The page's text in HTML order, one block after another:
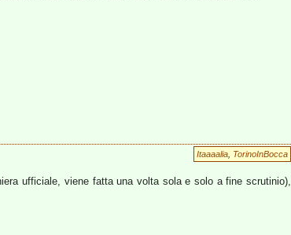
Itaaaalia TorinoInBocca
ufficiale, viene fatta una volta sola e solo a fine scrutinio),